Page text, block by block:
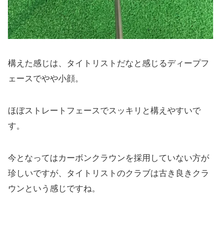
構えた感じは、
タイトリストだなと感じるディープフ
ェースでやや小顔。
ほぼストレートフェースでスッキリと構えやすいで
す。
今となってはカーボンクラウンを採用していない方が
珍しいですが、タイトリストのクラブは古き良きクラ
ウンという感じですね。